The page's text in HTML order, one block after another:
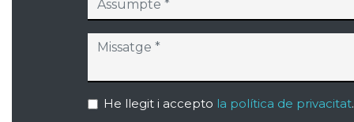
He llegit i accepto la política de privacitat.